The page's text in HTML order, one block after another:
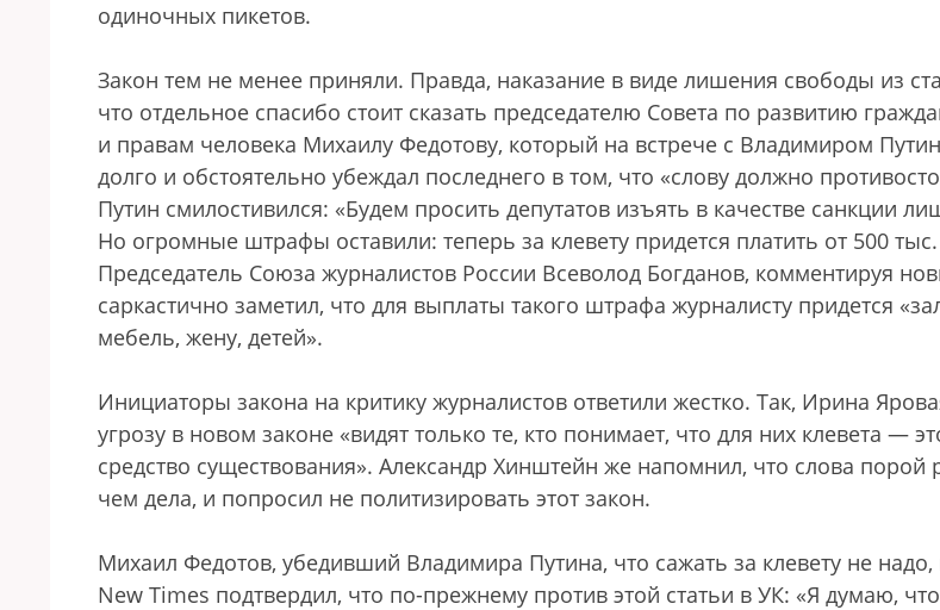
одиночных пикетов.
Закон тем не менее приняли. Правда, наказание в виде лишения свободы из
что отдельное спасибо стоит сказать председателю Совета по развитию
и правам человека Михаилу Федотову, который на встрече с Владимиром
долго и обстоятельно убеждал последнего в том, что «слову должно
Путин смилостивился: «Будем просить депутатов изъять в качестве санкции
Но огромные штрафы оставили: теперь за клевету придется платить от 500
Председатель Союза журналистов России Всеволод Богданов, комментируя
саркастично заметил, что для выплаты такого штрафа журналисту придется
мебель, жену, детей».
Инициаторы закона на критику журналистов ответили жестко. Так, Ирина
угрозу в новом законе «видят только те, кто понимает, что для них клевета —
средство существования». Александр Хинштейн же напомнил, что слова порой
чем дела, и попросил не политизировать этот закон.
Михаил Федотов, убедивший Владимира Путина, что сажать за клевету не
New Times подтвердил, что по-прежнему против этой статьи в УК: «Я думаю, что